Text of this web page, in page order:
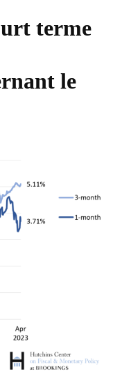
terme
le